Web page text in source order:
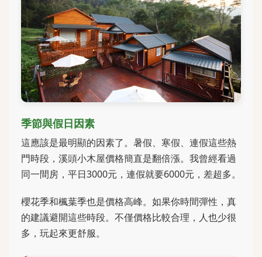
季節與假日因素
這應該是最明顯的因素了。暑假、寒假、連假這些熱
門時段，溪頭小木屋價格簡直是翻倍漲。我曾經看過
同一間房，平日3000元，連假就要6000元，差超多。
櫻花季和楓葉季也是價格高峰。如果你時間彈性，真
的建議避開這些時段。不僅價格比較合理，人也少很
多，玩起來更舒服。